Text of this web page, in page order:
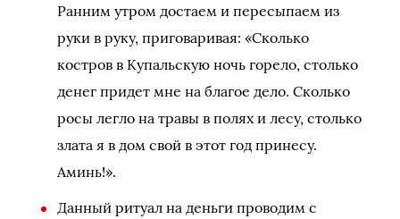
Ранним утром достаем и пересыпаем из
руки в руку, приговаривая: «Сколько
костров в Купальскую ночь горело, столько
денег придет мне на благое дело. Сколько
росы легло на травы в полях и лесу, столько
злата я в дом свой в этот год принесу.
Аминь!».
Данный ритуал на деньги проводим с